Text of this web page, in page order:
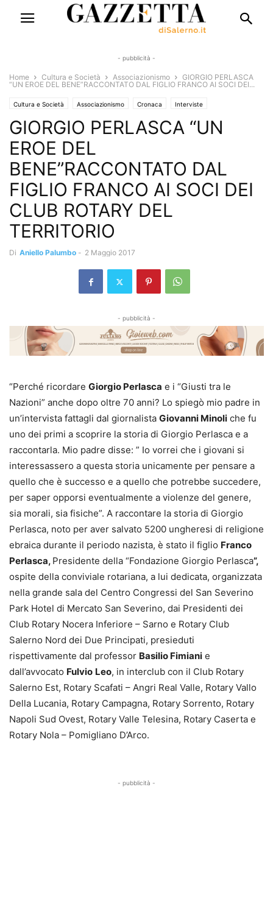
- pubblicità -
Home Cultura e Società Associazionismo
GIORGIO PERLASCA
“UN EROE DEL BENE”RACCONTATO DAL FIGLIO FRANCO AI SOCI DEI...
Cultura e Società Associazionismo Cronaca Interviste
GIORGIO PERLASCA “UN
EROE DEL
BENE”RACCONTATO DAL
FIGLIO FRANCO AI SOCI DEI
CLUB ROTARY DEL
TERRITORIO
Di Aniello Palumbo - 2 Maggio 2017
- pubblicità -
“Perché ricordare Giorgio Perlasca e i “Giusti tra le
Nazioni” anche dopo oltre 70 anni? Lo spiegò mio padre in
un’intervista fattagli dal giornalista Giovanni Minoli che fu
uno dei primi a scoprire la storia di Giorgio Perlasca e a
raccontarla. Mio padre disse: ” Io vorrei che i giovani si
interessassero a questa storia unicamente per pensare a
quello che è successo e a quello che potrebbe succedere,
per saper opporsi eventualmente a violenze del genere,
sia morali, sia fisiche”. A raccontare la storia di Giorgio
Perlasca, noto per aver salvato 5200 ungheresi di religione
ebraica durante il periodo nazista, è stato il figlio Franco
Perlasca, Presidente della “Fondazione Giorgio Perlasca”,
ospite della conviviale rotariana, a lui dedicata, organizzata
nella grande sala del Centro Congressi del San Severino
Park Hotel di Mercato San Severino, dai Presidenti dei
Club Rotary Nocera Inferiore – Sarno e Rotary Club
Salerno Nord dei Due Principati, presieduti
rispettivamente dal professor Basilio Fimiani e
dall’avvocato Fulvio Leo, in interclub con il Club Rotary
Salerno Est, Rotary Scafati – Angri Real Valle, Rotary Vallo
Della Lucania, Rotary Campagna, Rotary Sorrento, Rotary
Napoli Sud Ovest, Rotary Valle Telesina, Rotary Caserta e
Rotary Nola – Pomigliano D’Arco.
- pubblicità -